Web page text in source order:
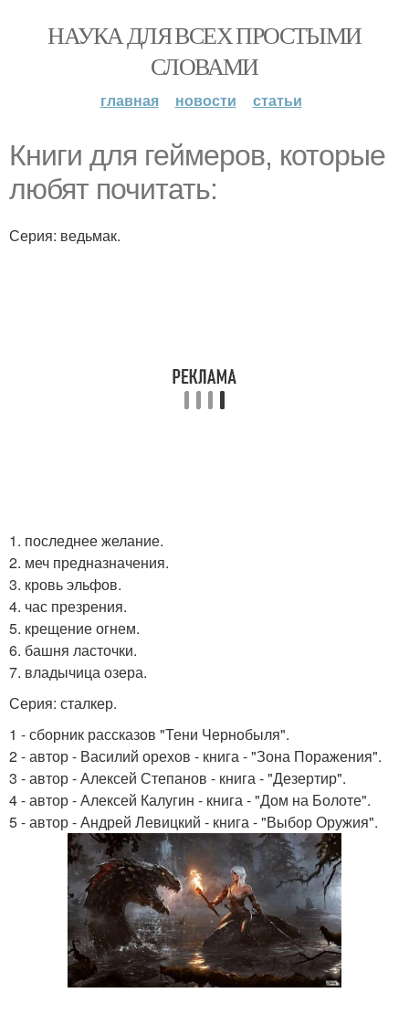
НАУКА ДЛЯ ВСЕХ ПРОСТЫМИ
СЛОВАМИ
главная новости статьи
Книги для геймеров, которые
любят почитать:
Серия: ведьмак.
1. последнее желание.
2. меч предназначения.
3. кровь эльфов.
4. час презрения.
5. крещение огнем.
6. башня ласточки.
7. владычица озера.
Серия: сталкер.
1 - сборник рассказов "Тени Чернобыля".
2 - автор - Василий орехов - книга - "Зона Поражения".
3 - автор - Алексей Степанов - книга - "Дезертир".
4 - автор - Алексей Калугин - книга - "Дом на Болоте".
5 - автор - Андрей Левицкий - книга - "Выбор Оружия".